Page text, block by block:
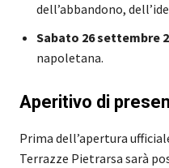
dell’abbandono,
Sabato 26 settembre
napoletana.
Aperitivo di
Prima dell’apertura
Terrazze Pietrarsa sarà